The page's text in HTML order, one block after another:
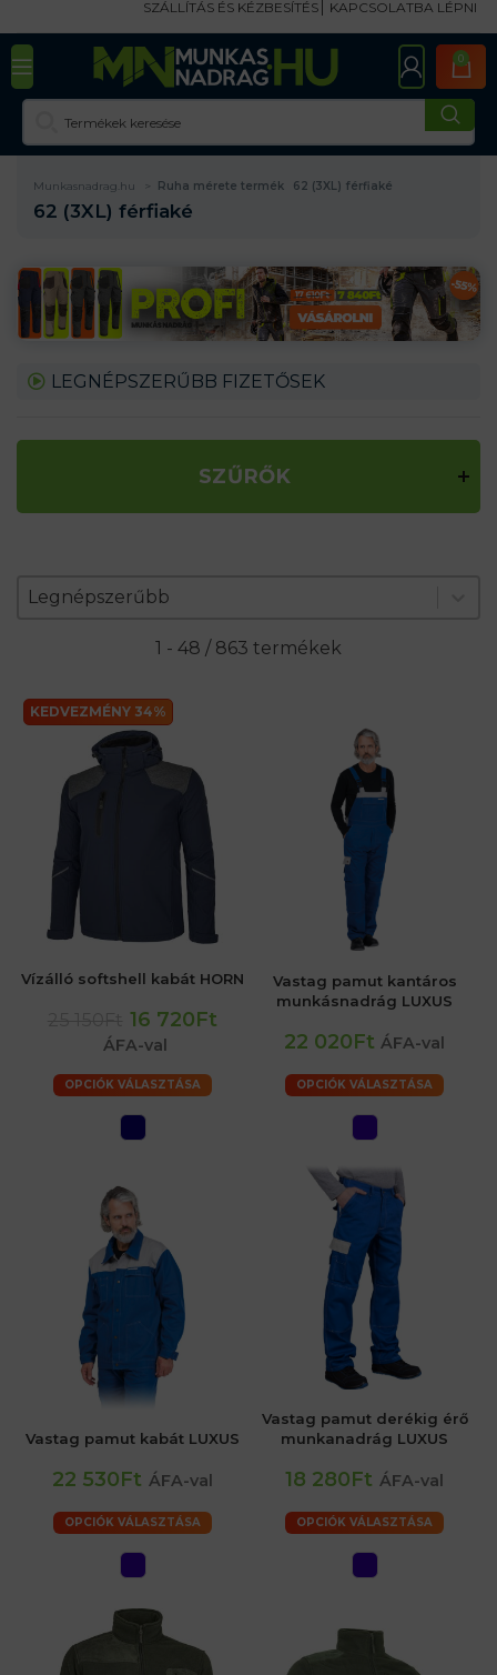
SZÁLLÍTÁS ÉS KÉZBESÍTÉS KAPCSOLATBA LÉPNI
0
Munkasnadrag.hu Ruha mérete termék 62 (3XL) férfiaké
62 (3XL) férfiaké
LEGNÉPSZERŰBB FIZETŐSEK
SZŰRŐK
Zoradenie produktov
Sort content
Legnépszerűbb
Sort content
1 - 48 / 863 termékek
KEDVEZMÉNY 34%
Vízálló softshell kabát HORN
16 720Ft
ÁFA-val
OPCIÓK VÁLASZTÁSA
Vastag pamut kantáros
munkásnadrág LUXUS
22 020Ft ÁFA-val
OPCIÓK VÁLASZTÁSA
Vastag pamut kabát LUXUS
22 530Ft ÁFA-val
OPCIÓK VÁLASZTÁSA
Vastag pamut derékig érő
munkanadrág LUXUS
18 280Ft ÁFA-val
OPCIÓK VÁLASZTÁSA